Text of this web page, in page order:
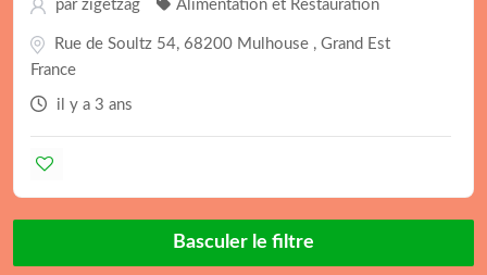
par zigetzag Alimentation et Restauration
Rue de Soultz 54, 68200 Mulhouse , Grand Est
France
il y a 3 ans
Basculer le filtre